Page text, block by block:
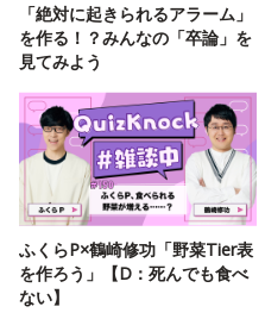
「絶対に起きられるアラーム」
を作る！？みんなの「卒論」を
見てみよう
ふくらP×鶴崎修功「野菜Tier表
を作ろう」【D：死んでも食べ
ない】